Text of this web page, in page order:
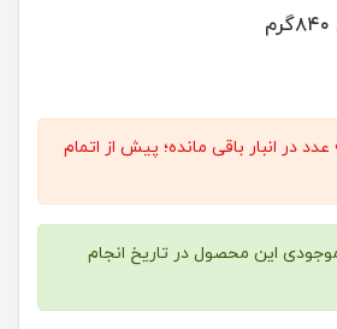
از این محصول فقط 0 عدد در انبار باقی مانده؛ پیش از اتمام
این محصول در تاریخ انجام